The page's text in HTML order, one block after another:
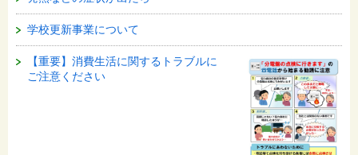
学校更新事業について
【重要】消費生活に関するトラブルに
ご注意ください